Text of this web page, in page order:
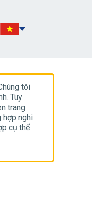
tôi
Tuy
trang
hợp nghi
cụ thể